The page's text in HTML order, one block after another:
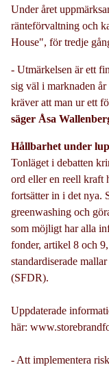
Under året
ränteförvaltning och
House", för tredje
- Utmärkelsen är ett
sig väl i marknaden
kräver att man ur ett
säger Åsa
Hållbarhet under
Tonläget i debatten
ord eller en reell kraft
fortsätter in i det nya.
greenwashing och
som möjligt har alla
fonder, artikel 8 och
standardiserade
(SFDR).
Uppdaterade
här:
- Att implementera